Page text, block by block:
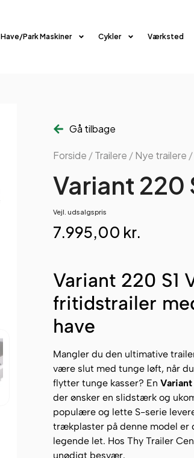
Have/Park Maskiner Cykler Værksted
Gå tilbage
Forside /Trailere /Nye trailere /
Variant 220
Vejl. udsalgspris
7.995,00 kr.
Variant 220 S1
fritidstrailer
have
Mangler du den ultimative
være slut med tunge løft, når
flytter tunge kasser? En
der ønsker en slidstærk og
populære og lette S-serie
trækplaster på denne model er
legende let. Hos Thy Trailer
unødigt besvær.